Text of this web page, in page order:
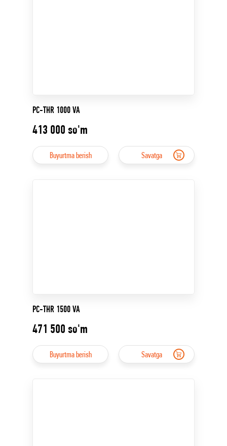
PC-THR 1000 VA
413 000 so'm
Buyurtma berish Savatga
PC-THR 1500 VA
471 500 so'm
Buyurtma berish Savatga